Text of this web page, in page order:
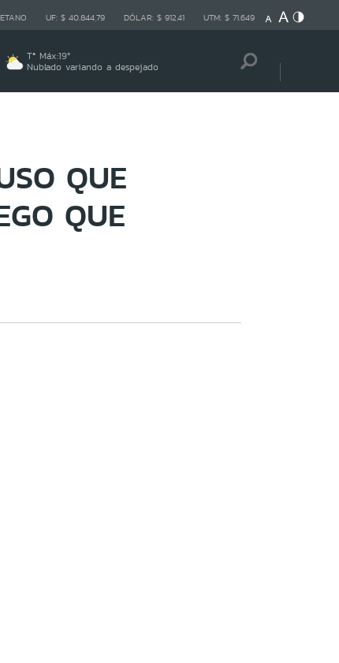
UF: $ 40.844,79 DÓLAR: $ 912,41 UTM: $ 71.649
Tª Máx:19º
Nublado variando a despejado
QUE
QUE